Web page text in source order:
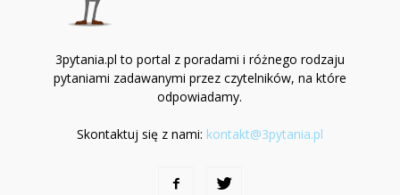
3pytania.pl to portal z poradami i różnego rodzaju
pytaniami zadawanymi przez czytelników, na które
odpowiadamy.
Skontaktuj się z nami: kontakt@3pytania.pl